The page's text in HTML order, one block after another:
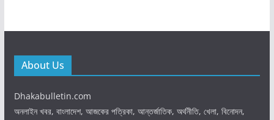
About Us
Dhakabulletin.com
অনলাইন খবর, বাংলাদেশ, আজকের পত্রিকা, আন্তর্জাতিক, অর্থনীতি, খেলা, বিনোদন,